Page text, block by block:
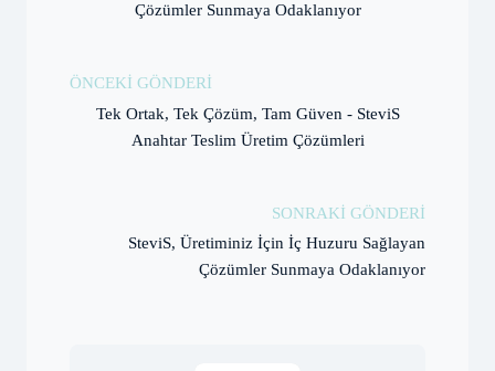
Çözümler Sunmaya Odaklanıyor
ÖNCEKI GÖNDERI
Tek Ortak, Tek Çözüm, Tam Güven - SteviS
Anahtar Teslim Üretim Çözümleri
SONRAKI GÖNDERI
SteviS, Üretiminiz İçin İç Huzuru Sağlayan
Çözümler Sunmaya Odaklanıyor